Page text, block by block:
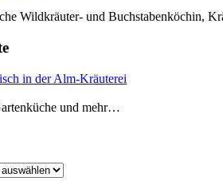
Wildkräuter- und Buchstabenköchin,
und mehr…